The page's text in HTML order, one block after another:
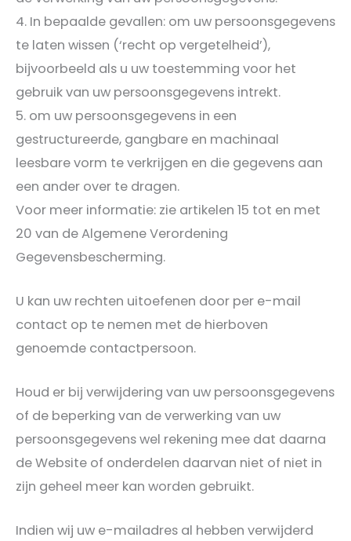
In bepaalde gevallen: om uw persoonsgegevens
te laten wissen (‘recht op vergetelheid’),
bijvoorbeeld als u uw toestemming voor het
gebruik van uw persoonsgegevens intrekt.
om uw persoonsgegevens in een
gestructureerde, gangbare en machinaal
leesbare vorm te verkrijgen en die gegevens aan
een ander over te dragen.
Voor meer informatie: zie artikelen 15 tot en met
20 van de Algemene Verordening
Gegevensbescherming.
U kan uw rechten uitoefenen door per e-mail
contact op te nemen met de hierboven
genoemde contactpersoon.
Houd er bij verwijdering van uw persoonsgegevens
of de beperking van de verwerking van uw
persoonsgegevens wel rekening mee dat daarna
de Website of onderdelen daarvan niet of niet in
zijn geheel meer kan worden gebruikt.
Indien wij uw e-mailadres al hebben verwijderd